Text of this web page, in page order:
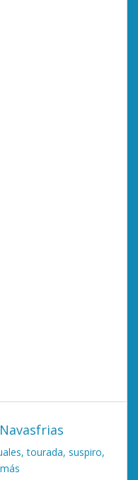
Navasfrias
tourada, suspiro,